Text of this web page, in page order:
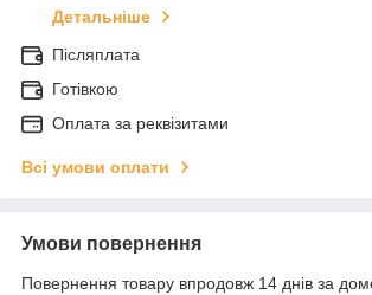
Детальніше
Післяплата
Готівкою
Оплата за реквізитами
Всі умови оплати
Умови повернення
Повернення товару впродовж 14 днів за